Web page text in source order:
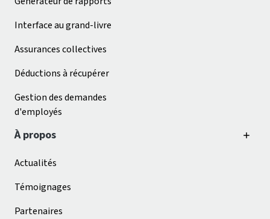
Interface au grand-livre
Assurances collectives
Déductions à récupérer
Gestion des demandes
d'employés
À propos
Actualités
Témoignages
Partenaires